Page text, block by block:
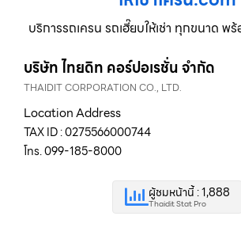
บริการรถเครน รถเฮี๊ยบให้เช่า ทุกขนาด
บริษัท ไทยดิท คอร์ปอเรชั่น จำกัด
THAIDIT CORPORATION CO., LTD.
Location Address
TAX ID : 0275566000744
โทร. 099-185-8000
ผู้ชมหน้านี้ : 1,888
Thaidit Stat Pro